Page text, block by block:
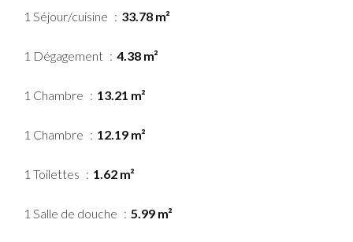
1 Séjour/cuisine 33.78 m²
1 Dégagement 4.38 m²
1 Chambre 13.21 m²
1 Chambre 12.19 m²
1 Toilettes 1.62 m²
1 Salle de douche 5.99 m²